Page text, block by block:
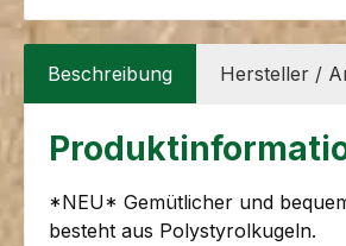
Beschreibung Hersteller /
*NEU* Gemütlicher und
besteht aus Polystyrolkugeln.